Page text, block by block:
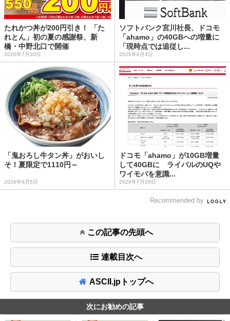
たれかつ丼が200円引き！ 「た
れとん」初の夏の感謝祭、新
橋・中野北口で開催
2026年7月30日
ソフトバンク宮川社長、ドコモ
「ahamo」の40GBへの増量に
「現時点では追従し...
2026年8月4日
「鬼おろし牛タン丼」がおいし
そ！夏限定で1110円～
2026年8月5日
ドコモ「ahamo」が10GB増量
して40GBに ライバルのUQや
ワイモバを意識...
2026年7月29日
Recommended by
この記事の先頭へ
連載目次へ
ASCII.jpトップへ
次にお勧めの記事